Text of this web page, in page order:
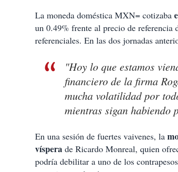
La moneda doméstica MXN= cotizaba
un 0.49% frente al precio de referencia
referenciales. En las dos jornadas
"Hoy lo que estamos
financiero de la firma
mucha volatilidad por
mientras sigan habiendo
En una sesión de fuertes vaivenes, la
víspera de Ricardo Monreal, quien
podría debilitar a uno de los